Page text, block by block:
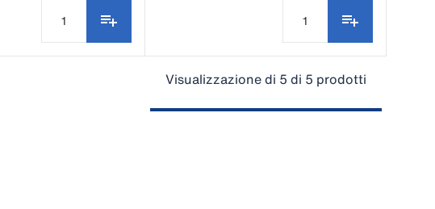
Visualizzazione di 5 di 5 prodotti